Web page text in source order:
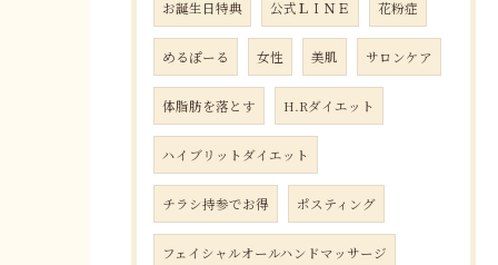
お誕生日特典 公式ＬＩＮＥ 花粉症
めるぽーる 女性 美肌 サロンケア
体脂肪を落とす H.Rダイエット
ハイブリットダイエット
チラシ持参でお得 ポスティング
フェイシャルオールハンドマッサージ